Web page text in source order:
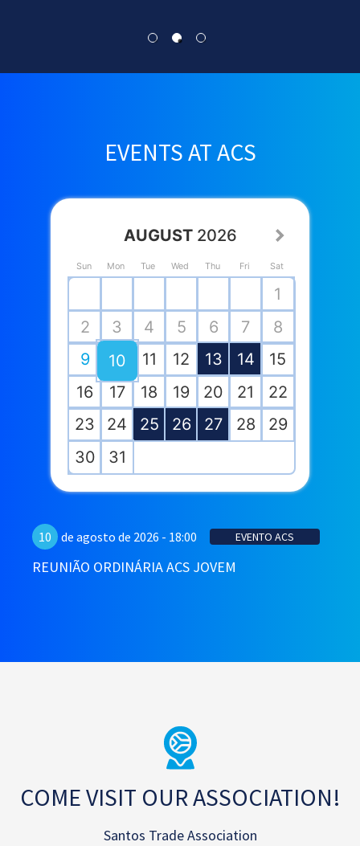
suas conquistas e avanços.
EVENTS AT ACS
AUGUST 2026
Sun Mon Tue Wed Thu Fri Sat
1
2
3 4 5 6 7
8
9
10 11 12 13 14
15
16
17 18 19 20 21
22
23
24 25 26 27 28
29
30
31
10 de agosto de 2026 - 18:00 EVENTO ACS
REUNIÃO ORDINÁRIA ACS JOVEM
COME VISIT OUR ASSOCIATION!
Santos Trade Association